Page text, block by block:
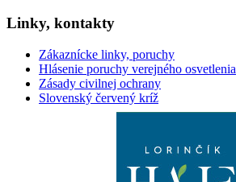
Linky, kontakty
Zákaznícke linky, poruchy
Hlásenie poruchy verejného osvetlenia
Zásady civilnej ochrany
Slovenský červený kríž